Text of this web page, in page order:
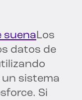
suenaLos
datos de
sistema
Si